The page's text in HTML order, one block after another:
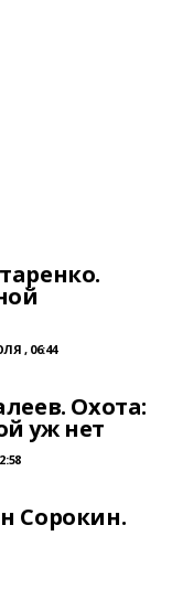
, 06:44
Охота:
уж нет
Сорокин.